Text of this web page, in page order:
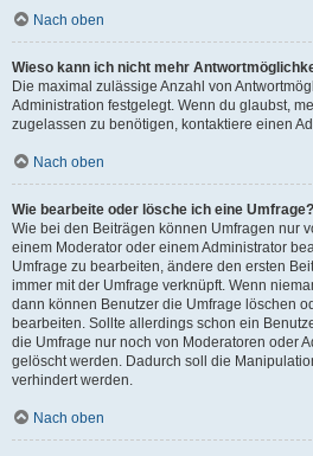
Nach oben
Wieso kann ich nicht mehr
Die maximal zulässige Anzahl von
Administration festgelegt. Wenn du glaubst,
zugelassen zu benötigen, kontaktiere einen
Nach oben
Wie bearbeite oder lösche ich eine Umfrage?
Wie bei den Beiträgen können Umfragen nur
einem Moderator oder einem Administrator
Umfrage zu bearbeiten, ändere den ersten
immer mit der Umfrage verknüpft. Wenn
dann können Benutzer die Umfrage löschen
bearbeiten. Sollte allerdings schon ein
die Umfrage nur noch von Moderatoren oder
gelöscht werden. Dadurch soll die
verhindert werden.
Nach oben